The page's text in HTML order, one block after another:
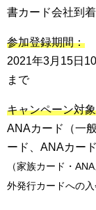
書カード会社到
参加登録期間：
2021年3月15日
まで
キャンペーン対
ANAカード（一
ード、ANAカー
（家族カード・
外発行カードへの入